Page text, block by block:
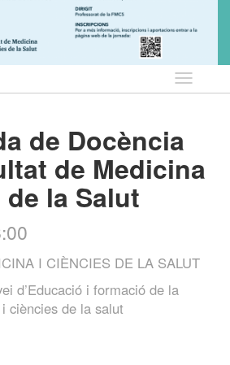
Idioma
de Docència
de Medicina
la Salut
I CIÈNCIES DE LA SALUT
d’Educació i formació de la
ciències de la salut